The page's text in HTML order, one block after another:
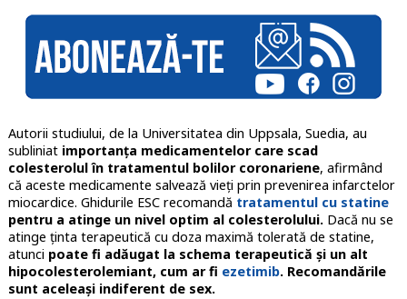
Autorii studiului, de la Universitatea din Uppsala, Suedia, au
subliniat importanța medicamentelor care scad
colesterolul în tratamentul bolilor coronariene, afirmând
că aceste medicamente salvează vieți prin prevenirea infarctelor
miocardice. Ghidurile ESC recomandă tratamentul cu statine
pentru a atinge un nivel optim al colesterolului.Dacă nu se
atinge ținta terapeutică cu doza maximă tolerată de statine,
atunci poate fi adăugat la schema terapeutică și un alt
hipocolesterolemiant, cum ar fi ezetimib. Recomandările
sunt aceleași indiferent de sex.